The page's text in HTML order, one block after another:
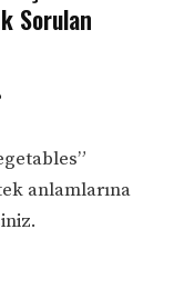
Sorulan
anlamlarına